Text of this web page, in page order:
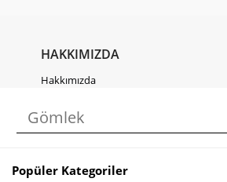
HAKKIMIZDA
Hakkımızda
KVKK Hakkında Bilgilendirme
İletişim
Instagram
Popüler Kategoriler